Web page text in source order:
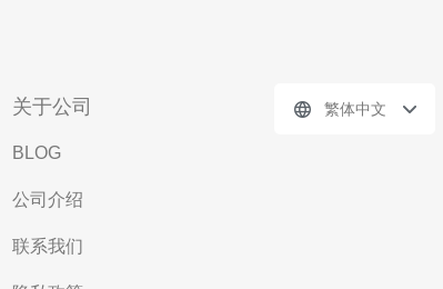
关于公司
BLOG
公司介绍
联系我们
繁体中文